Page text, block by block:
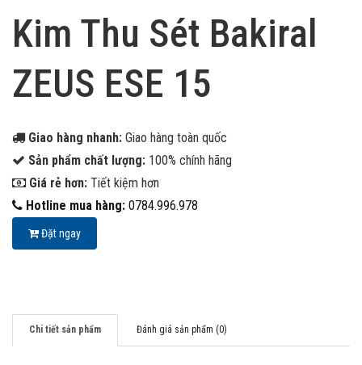
Kim Thu Sét Bakiral
ZEUS ESE 15
Giao hàng nhanh: Giao hàng toàn quốc
Sản phẩm chất lượng: 100% chính hãng
Giá rẻ hơn: Tiết kiệm hơn
Hotline mua hàng: 0784.996.978
Đặt ngay
Chi tiết sản phẩm Đánh giá sản phẩm (0)